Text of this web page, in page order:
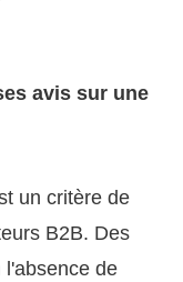
avis sur une
un critère de
B2B. Des
l'absence de